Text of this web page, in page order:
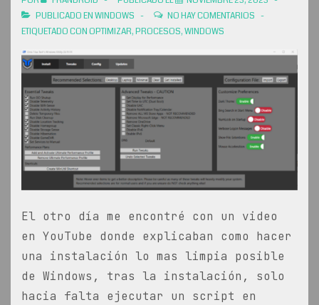
PUBLICADO ENWINDOWS
NO HAY COMENTARIOS
ETIQUETADO CONOPTIMIZAR,PROCESOS,WINDOWS
El otro día me encontré con un video
en YouTube donde explicaban como hacer
una instalación lo mas limpia posible
de Windows, tras la instalación, solo
hacia falta ejecutar un script en